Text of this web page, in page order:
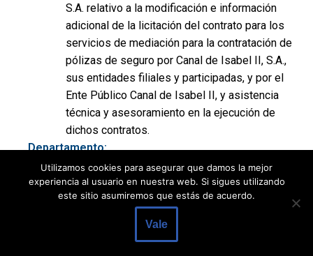
S.A. relativo a la modificación e información
adicional de la licitación del contrato para los
servicios de mediación para la contratación de
pólizas de seguro por Canal de Isabel II, S.A.,
sus entidades filiales y participadas, y por el
Ente Público Canal de Isabel II, y asistencia
técnica y asesoramiento en la ejecución de
dichos contratos.
Departamento:
Otros Poderes Adjudicadores
Publicación:
BOE nº 220 de 13/09/2019, p. 48744 a 48744
Utilizamos cookies para asegurar que damos la mejor
experiencia al usuario en nuestra web. Si sigues utilizando
este sitio asumiremos que estás de acuerdo.
Vale